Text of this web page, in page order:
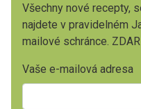
Všechny nové recepty,
najdete v pravidelném
mailové schránce.
Vaše e-mailová adresa